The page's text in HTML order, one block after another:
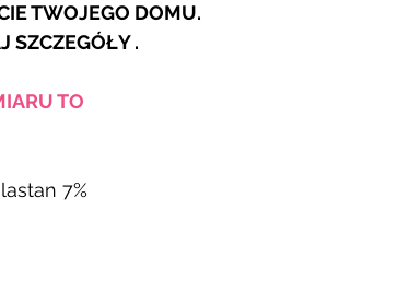
TWOJEGO DOMU.
SZCZEGÓŁY .
TO
7%